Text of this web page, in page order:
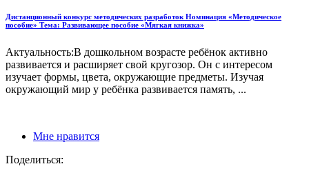
Дистанционный конкурс методических разработок Номинация «Методическое
пособие» Тема: Развивающее пособие «Мягкая книжка»
Актуальность:В дошкольном возрасте ребёнок активно
развивается и расширяет свой кругозор. Он с интересом
изучает формы, цвета, окружающие предметы. Изучая
окружающий мир у ребёнка развивается память, ...
Мне нравится
Поделиться: